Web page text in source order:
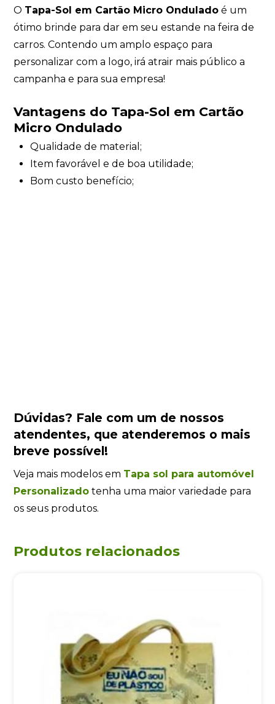
O Tapa-Sol em Cartão Micro Ondulado é um
ótimo brinde para dar em seu estande na feira de
carros. Contendo um amplo espaço para
personalizar com a logo, irá atrair mais público a
campanha e para sua empresa!
Vantagens do Tapa-Sol em Cartão
Micro Ondulado
Qualidade de material;
Item favorável e de boa utilidade;
Bom custo benefício;
Dúvidas? Fale com um de nossos
atendentes, que atenderemos o mais
breve possível!
Veja mais modelos em Tapa sol para automóvel
Personalizado tenha uma maior variedade para
os seus produtos.
Produtos relacionados